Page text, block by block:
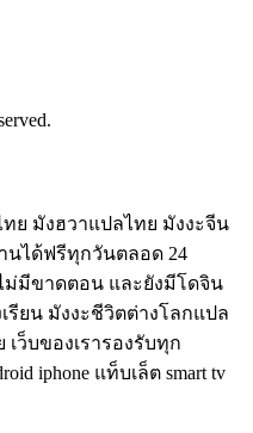
ทย มังฮวาแปลไทย มังงะจีน
นได้ฟรีทุกวันตลอด 24
ม่มีขาดตอน และยังมีโดจิน
เรียน มังงะชีวิตต่างโลกแปล
ว็บของเรารองรับทุก
iphone แท็บเล็ต smart tv